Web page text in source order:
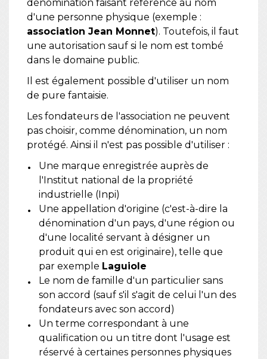
dénomination faisant référence au nom
d'une personne physique (exemple :
association Jean Monnet). Toutefois, il faut
une autorisation sauf si le nom est tombé
dans le domaine public.
Il est également possible d'utiliser un nom
de pure fantaisie.
Les fondateurs de l'association ne peuvent
pas choisir, comme dénomination, un nom
protégé. Ainsi il n'est pas possible d'utiliser :
Une marque enregistrée auprès de
l'Institut national de la propriété
industrielle (Inpi)
Une appellation d'origine (c'est-à-dire la
dénomination d'un pays, d'une région ou
d'une localité servant à désigner un
produit qui en est originaire), telle que
par exemple Laguiole
Le nom de famille d'un particulier sans
son accord (sauf s'il s'agit de celui l'un des
fondateurs avec son accord)
Un terme correspondant à une
qualification ou un titre dont l'usage est
réservé à certaines personnes physiques